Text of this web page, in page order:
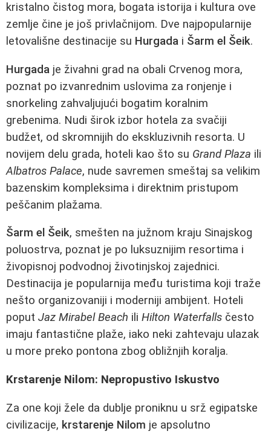
kristalno čistog mora, bogata istorija i kultura ove
zemlje čine je još privlačnijom. Dve najpopularnije
letovališne destinacije su Hurgada i Šarm el Šeik.
Hurgada je živahni grad na obali Crvenog mora,
poznat po izvanrednim uslovima za ronjenje i
snorkeling zahvaljujući bogatim koralnim
grebenima. Nudi širok izbor hotela za svačiji
budžet, od skromnijih do ekskluzivnih resorta. U
novijem delu grada, hoteli kao što su Grand Plaza ili
Albatros Palace, nude savremen smeštaj sa velikim
bazenskim kompleksima i direktnim pristupom
peščanim plažama.
Šarm el Šeik, smešten na južnom kraju Sinajskog
poluostrva, poznat je po luksuznijim resortima i
živopisnoj podvodnoj životinjskoj zajednici.
Destinacija je popularnija među turistima koji traže
nešto organizovaniji i moderniji ambijent. Hoteli
poput Jaz Mirabel Beach ili Hilton Waterfalls često
imaju fantastične plaže, iako neki zahtevaju ulazak
u more preko pontona zbog obližnjih koralja.
Krstarenje Nilom: Nepropustivo Iskustvo
Za one koji žele da dublje proniknu u srž egipatske
civilizacije, krstarenje Nilom je apsolutno